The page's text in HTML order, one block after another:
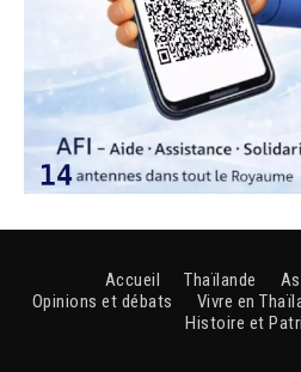
Accueil Thaïlande
Opinions et débats
Vivre en
Histoire et